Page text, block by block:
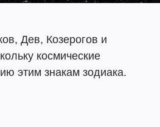
Дев, Козерогов и
космические
этим знакам зодиака.